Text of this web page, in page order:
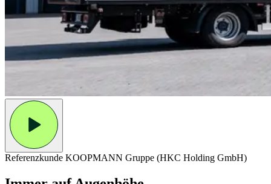
Referenzkunde KOOPMANN Gruppe (HKC Holding GmbH)